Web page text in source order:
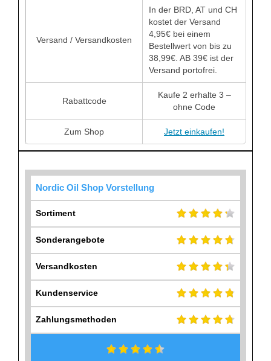
Versand / Versandkosten
In der BRD, AT und CH
kostet der Versand
4,95€ bei einem
Bestellwert von bis zu
38,99€. AB 39€ ist der
Versand portofrei.
Rabattcode
Kaufe 2 erhalte 3 –
ohne Code
Zum Shop Jetzt einkaufen!
Nordic Oil Shop Vorstellung
Sortiment
Sonderangebote
Versandkosten
Kundenservice
Zahlungsmethoden